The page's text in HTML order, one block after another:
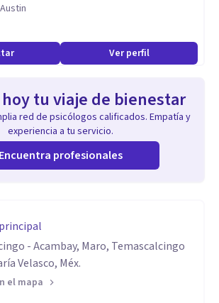
Austin
Ver perfil
tu viaje de bienestar
red de psicólogos calificados. Empatía y
experiencia a tu servicio.
Encuentra profesionales
- Acambay, Maro, Temascalcingo
Velasco, Méx.
el mapa